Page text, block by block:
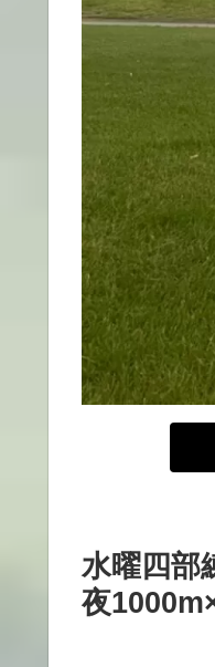
水曜四部
夜